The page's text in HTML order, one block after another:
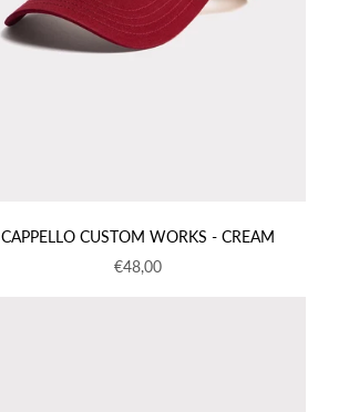
CAPPELLO CUSTOM WORKS - CREAM
Prezzo scontato
€48,00